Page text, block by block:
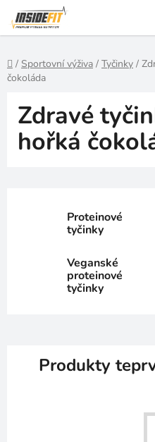
Přejít
na
obsah
Domů
/ Sportovní výživa / Tyčinky /
čokoláda
Zdravé
hořká
Proteinové
tyčinky
Veganské
proteinové
tyčinky
Produkty